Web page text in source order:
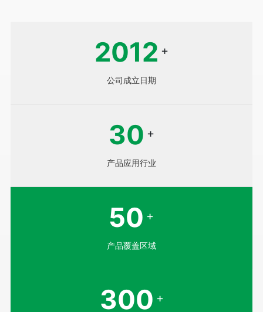
2012 +
公司成立日期
30 +
产品应用行业
50 +
产品覆盖区域
300 +